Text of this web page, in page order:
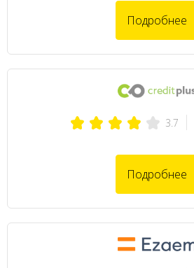
Подробнее
3.7
Подробнее